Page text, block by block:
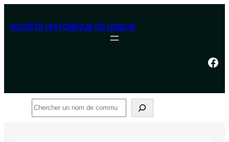
contenu
SOCIÉTÉ HISTORIQUE DE LISIEUX
Facebook
Rechercher